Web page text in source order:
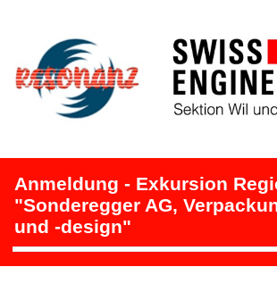
Anmeldung - Exkursion
"Sonderegger AG,
und -design"